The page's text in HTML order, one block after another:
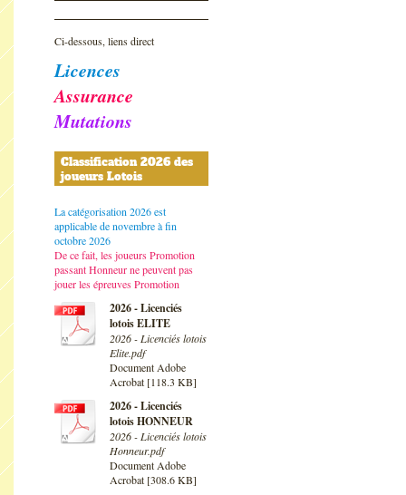
Ci-dessous, liens direct
Licences
Assurance
Mutations
Classification 2026 des
joueurs Lotois
La catégorisation 2026 est
applicable de novembre à fin
octobre 2026
De ce fait, les joueurs Promotion
passant Honneur ne peuvent pas
jouer les épreuves Promotion
2026 - Licenciés
lotois ELITE
2026 - Licenciés lotois
Elite.pdf
Document Adobe
Acrobat [118.3 KB]
2026 - Licenciés
lotois HONNEUR
2026 - Licenciés lotois
Honneur.pdf
Document Adobe
Acrobat [308.6 KB]